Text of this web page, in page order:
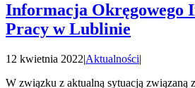
Informacja Okręgowego
Pracy w Lublinie
12 kwietnia 2022|Aktualności|
W związku z aktualną sytuacją związaną